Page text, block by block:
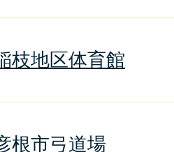
枝地区体育館
根市弓道場